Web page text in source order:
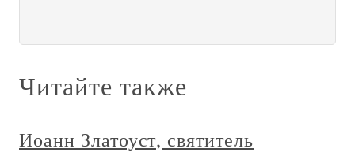
Читайте также
Иоанн Златоуст, святитель